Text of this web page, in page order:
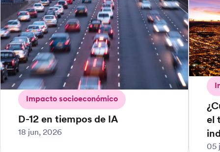
Impacto socioeconómico
D-12 en tiempos de IA
18 jun, 2026
el
05